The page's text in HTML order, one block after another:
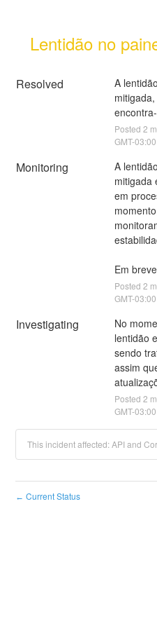
Lentidão no
Resolved
A
Posted 2
GMT-03:00
Monitoring
A
mitigada
em
Em
Posted 2
GMT-03:00
Investigating
No
lentidão
sendo
assim
Posted 2
GMT-03:00
This incident affected: API and
← Current Status